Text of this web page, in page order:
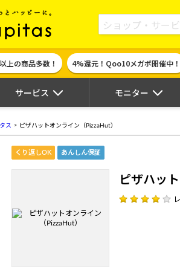
ポイント貯めて現金やギフト券に交換
上の商品多数！ 4%還元！Qoo10メガポ開催中！
サービス モニター
ス ピザハットオンライン（PizzaHut）
くり返しOK あんしん保証
ピザハッ